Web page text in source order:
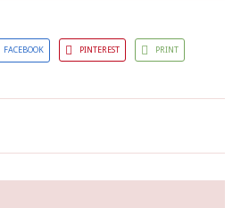
FACEBOOK PINTEREST PRINT